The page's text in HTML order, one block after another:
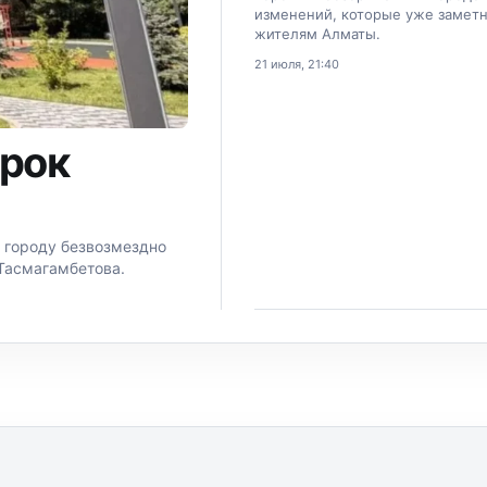
безвозмездно
изменений, которые уже
жителям Алматы.
21 июля, 21:40